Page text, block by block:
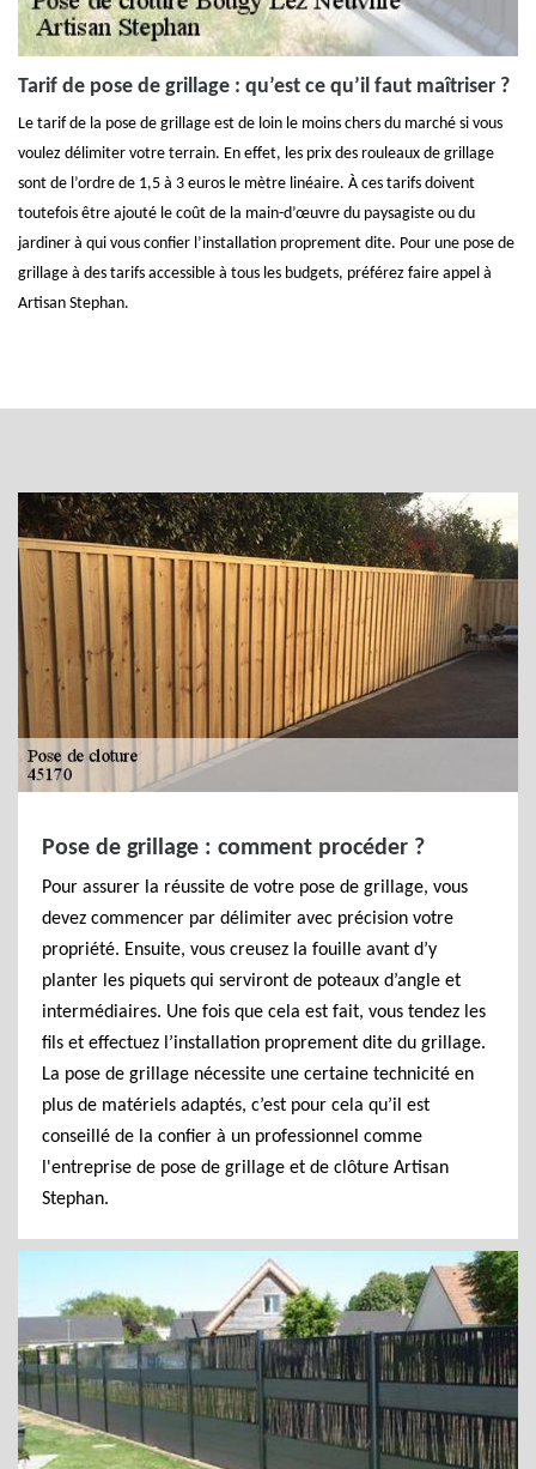
Tarif de pose de grillage : qu’est ce qu’il faut maîtriser ?
Le tarif de la pose de grillage est de loin le moins chers du marché si vous
voulez délimiter votre terrain. En effet, les prix des rouleaux de grillage
sont de l’ordre de 1,5 à 3 euros le mètre linéaire. À ces tarifs doivent
toutefois être ajouté le coût de la main-d’œuvre du paysagiste ou du
jardiner à qui vous confier l’installation proprement dite. Pour une pose de
grillage à des tarifs accessible à tous les budgets, préférez faire appel à
Artisan Stephan.
Pose de grillage : comment procéder ?
Pour assurer la réussite de votre pose de grillage, vous
devez commencer par délimiter avec précision votre
propriété. Ensuite, vous creusez la fouille avant d’y
planter les piquets qui serviront de poteaux d’angle et
intermédiaires. Une fois que cela est fait, vous tendez les
fils et effectuez l’installation proprement dite du grillage.
La pose de grillage nécessite une certaine technicité en
plus de matériels adaptés, c’est pour cela qu’il est
conseillé de la confier à un professionnel comme
l'entreprise de pose de grillage et de clôture Artisan
Stephan.